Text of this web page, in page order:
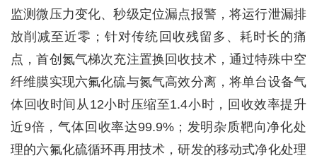
监测微压力变化、秒级定位漏点报警，将运行泄漏排
放削减至近零；针对传统回收残留多、耗时长的痛
点，首创氮气梯次充注置换回收技术，通过特殊中空
纤维膜实现六氟化硫与氮气高效分离，将单台设备气
体回收时间从12小时压缩至1.4小时，回收效率提升
近9倍，气体回收率达99.9%；发明杂质靶向净化处
理的六氟化硫循环再用技术，研发的移动式净化处理